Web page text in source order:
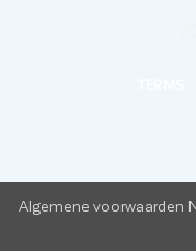
Algemene voorwaarden